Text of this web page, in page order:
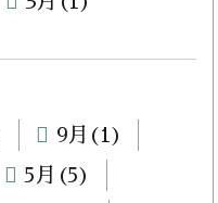
9月(1)
5月(5)